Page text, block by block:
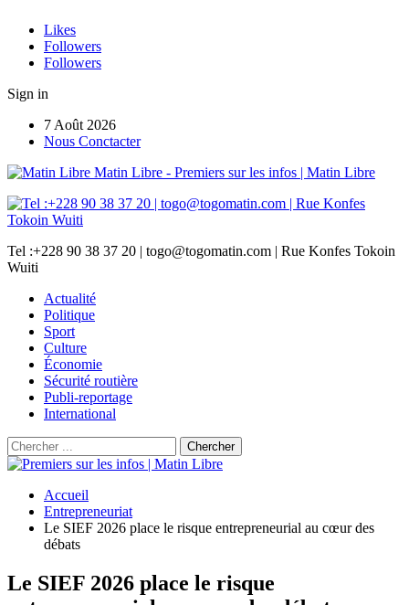
Likes
Followers
Followers
Sign in
7 Août 2026
Nous Conctacter
Matin Libre - Premiers sur les infos | Matin Libre
Tel :+228 90 38 37 20 | togo@togomatin.com | Rue Konfes Tokoin
Wuiti
Actualité
Politique
Sport
Culture
Économie
Sécurité routière
Publi-reportage
International
Accueil
Entrepreneuriat
Le SIEF 2026 place le risque entrepreneurial au cœur des
débats
Le SIEF 2026 place le risque